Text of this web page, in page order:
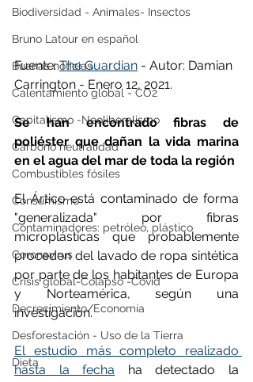
Biodiversidad - Animales- Insectos
Bruno Latour en español
Buenas noticias
Calentamiento global - CO2
Capitalismo -Neoliberalismo
Carbono neutralidad
Combustibles fósiles
Consumismo
Contaminadores: petróleo, plástico
Coronavirus
Crisis global-Colapso -Covid
Decrecimiento/Economía
Desforestación - Uso de la Tierra
Dieta
Fuente: The Guardian - Autor: Damian
Carrington - Enero 12, 2021.
Se han encontrado fibras de
poliéster que dañan la vida marina
en el agua del mar de toda la región
El Ártico está contaminado de forma
"generalizada" por fibras
microplásticas que probablemente
proceden del lavado de ropa sintética
por parte de los habitantes de Europa
y Norteamérica, según una
investigación.
El estudio más completo realizado
hasta la fecha ha detectado la